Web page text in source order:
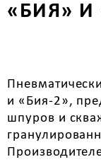
«БИЯ» И
и «Бия-2»,
шпуров и